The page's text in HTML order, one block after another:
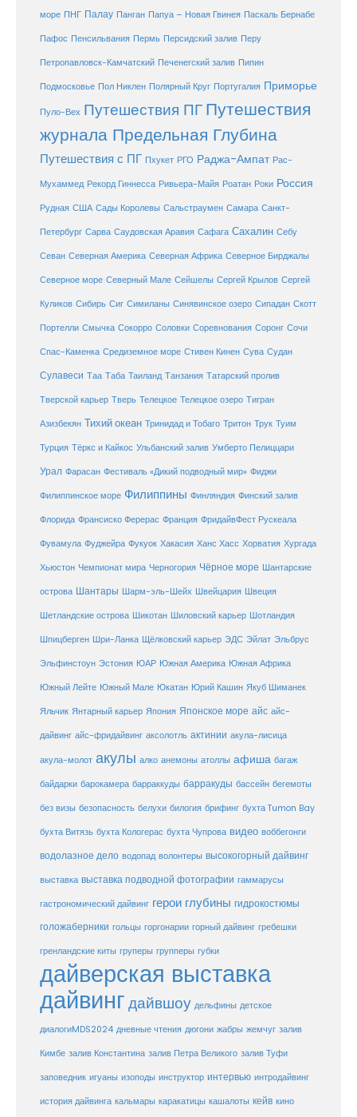
море ПНГ Палау Панган Папуа – Новая Гвинея Паскаль Бернабе
Пафос Пенсильвания Пермь Персидский залив Перу
Петропавловск-Камчатский Печенегский залив Пипин
Подмосковье Пол Никлен Полярный Круг Португалия Приморье
Пуло-Вех Путешествия ПГ Путешествия
журнала Предельная Глубина
Путешествия с ПГ Пхукет РГО Раджа-Ампат Рас-
Мухаммед Рекорд Гиннесса Ривьера-Майя Роатан Роки Россия
Рудная США Сады Королевы Сальстраумен Самара Санкт-
Петербург Сарва Саудовская Аравия Сафага Сахалин Себу
Севан Северная Америка Северная Африка Северное Бирджалы
Северное море Северный Мале Сейшелы Сергей Крылов Сергей
Куликов Сибирь Сиг Симиланы Синявинское озеро Сипадан Скотт
Портелли Смычка Сокорро Соловки Соревнования Соронг Сочи
Спас-Каменка Средиземное море Стивен Кинен Сува Судан
Сулавеси Таа Таба Таиланд Танзания Татарский пролив
Тверской карьер Тверь Телецкое Телецкое озеро Тигран
Азизбекян Тихий океан Тринидад и Тобаго Тритон Трук Туим
Турция Тёркс и Кайкос Ульбанский залив Умберто Пелиццари
Урал Фарасан Фестиваль «Дикий подводный мир» Фиджи
Филиппинское море Филиппины Финляндия Финский залив
Флорида Франсиско Ферерас Франция ФридайвФест Рускеала
Фувамула Фуджейра Фукуок Хакасия Ханс Хасс Хорватия Хургада
Хьюстон Чемпионат мира Черногория Чёрное море Шантарские
острова Шантары Шарм-эль-Шейх Швейцария Швеция
Шетландские острова Шикотан Шиловский карьер Шотландия
Шпицберген Шри-Ланка Щёлковский карьер ЭДС Эйлат Эльбрус
Эльфинстоун Эстония ЮАР Южная Америка Южная Африка
Южный Лейте Южный Мале Юкатан Юрий Кашин Якуб Шиманек
Яльчик Янтарный карьер Япония Японское море айс айс-
дайвинг айс-фридайвинг аксолотль актинии акула-лисица
акула-молот акулы алко анемоны атоллы афиша багаж
байдарки барокамера барраккуды барракуды бассейн бегемоты
без визы безопасность белухи билогия брифинг бухта Tumon Bay
бухта Витязь бухта Кологерас бухта Чупрова видео воббегонги
водолазное дело водопад волонтеры высокогорный дайвинг
выставка выставка подводной фотографии гаммарусы
гастрономический дайвинг герои глубины гидрокостюмы
голожаберники гольцы горгонарии горный дайвинг гребешки
гренландские киты груперы групперы губки
дайверская выставка
дайвингдайвшоу дельфины детское
диалогиMDS2024 дневные чтения дюгони жабры жемчуг залив
Кимбе залив Константина залив Петра Великого залив Туфи
заповедник игуаны изоподы инструктор интервью интродайвинг
история дайвинга кальмары каракатицы кашалоты кейв кино